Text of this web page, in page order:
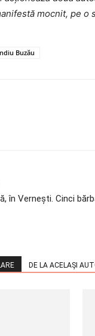
mocnit, pe o
Buzău
în Vernești. Cinci
DE LA ACELAȘI